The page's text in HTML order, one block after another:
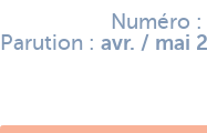
Numéro :
Parution : avr. / mai